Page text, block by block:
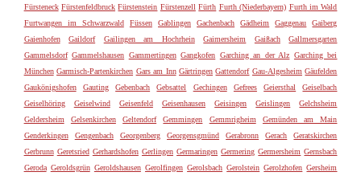
Fürsteneck Fürstenfeldbruck Fürstenstein Fürstenzell Fürth Furth (Niederbayern) Furth im Wald
Furtwangen im Schwarzwald
Füssen Gablingen Gachenbach Gädheim Gaggenau
Gaiberg
Gaienhofen
Gaildorf Gailingen am Hochrhein Gaimersheim Gaißach
Gallmersgarten
Gammelsdorf Gammelshausen Gammertingen Gangkofen Garching an der Alz Garching bei
München Garmisch-Partenkirchen Gars am Inn Gärtringen Gattendorf Gau-Algesheim Gäufelden
Gaukönigshofen
Gauting Gebenbach Gebsattel Gechingen Gefrees Geiersthal
Geiselbach
Geiselhöring
Geiselwind Geisenfeld Geisenhausen Geisingen Geislingen
Gelchsheim
Geldersheim
Gelsenkirchen Geltendorf Gemmingen Gemmrigheim
Gemünden am Main
Genderkingen
Gengenbach Georgenberg Georgensgmünd Gerabronn Gerach
Geratskirchen
Gerbrunn Geretsried Gerhardshofen Gerlingen Germaringen Germering Germersheim Gernsbach
Geroda Geroldsgrün Geroldshausen Gerolfingen Gerolsbach Gerolstein Gerolzhofen Gersheim